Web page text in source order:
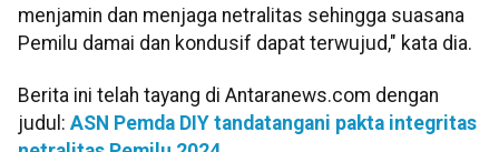
menjamin dan menjaga netralitas sehingga suasana
Pemilu damai dan kondusif dapat terwujud," kata dia.
Berita ini telah tayang di Antaranews.com dengan
judul: ASN Pemda DIY tandatangani pakta integritas